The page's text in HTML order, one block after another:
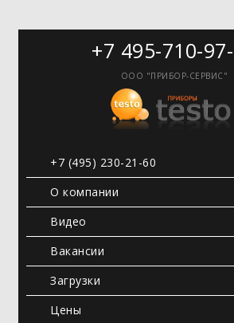
+7 495-710-
ООО "ПРИБОР-СЕРВИС"
+7 (495) 230-21-60
О компании
Видео
Вакансии
Загрузки
Цены